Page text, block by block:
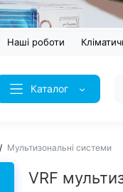
Наші роботи
Каталог
Мультизональні системи
VRF